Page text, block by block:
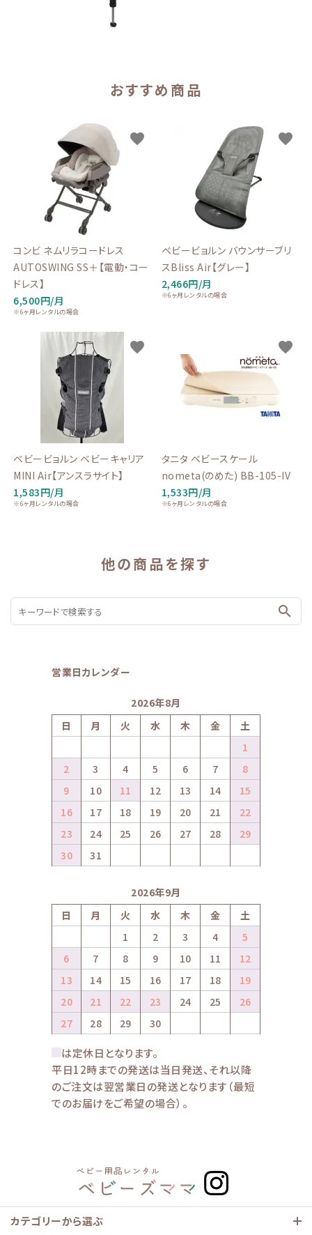
おすすめ商品
コンビ ネムリラコードレス
AUTOSWING SS＋【電動・コー
ドレス】
6,500円/月
※6ヶ月レンタルの場合
favorite
ベビービョルン バウンサーブリ
スBliss Air【グレー】
2,466円/月
※6ヶ月レンタルの場合
favorite
ベビービョルン ベビーキャリア
MINI Air【アンスラサイト】
1,583円/月
※6ヶ月レンタルの場合
favorite
タニタ ベビースケール
nometa(のめた) BB-105-IV
1,533円/月
※6ヶ月レンタルの場合
favorite
他の商品を探す
search
営業日カレンダー
2026年8月
日
月 火 水 木 金
土
1
2
3 4 5 6 7
8
9
10 11 12 13 14
15
16
17 18 19 20 21
22
23
24 25 26 27 28
29
30
31
2026年9月
日
月 火 水 木 金
土
1
2 3 4
5
6
7 8 9 10 11
12
13
14 15 16 17 18
19
20
21 22 23 24 25
26
27
28 29 30
は定休日となります。
平日12時までの発送は当日発送、それ以降
のご注文は翌営業日の発送となります（最短
でのお届けをご希望の場合）。
カテゴリーから選ぶ